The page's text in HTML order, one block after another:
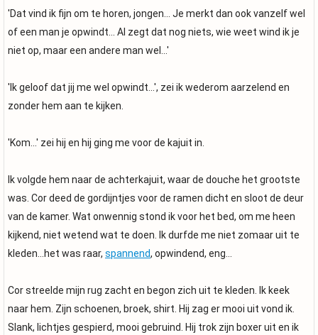
'Dat vind ik fijn om te horen, jongen... Je merkt dan ook vanzelf wel
of een man je opwindt... Al zegt dat nog niets, wie weet wind ik je
niet op, maar een andere man wel...'
'Ik geloof dat jij me wel opwindt...', zei ik wederom aarzelend en
zonder hem aan te kijken.
'Kom...' zei hij en hij ging me voor de kajuit in.
Ik volgde hem naar de achterkajuit, waar de douche het grootste
was. Cor deed de gordijntjes voor de ramen dicht en sloot de deur
van de kamer. Wat onwennig stond ik voor het bed, om me heen
kijkend, niet wetend wat te doen. Ik durfde me niet zomaar uit te
kleden...het was raar, spannend, opwindend, eng...
Cor streelde mijn rug zacht en begon zich uit te kleden. Ik keek
naar hem. Zijn schoenen, broek, shirt. Hij zag er mooi uit vond ik.
Slank, lichtjes gespierd, mooi gebruind. Hij trok zijn boxer uit en ik